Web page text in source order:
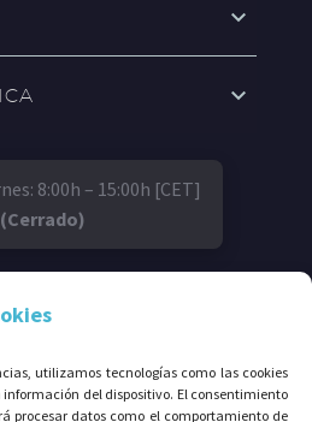
utilizamos tecnologías como las cookies
del dispositivo. El consentimiento
procesar datos como el comportamiento de
8:00h – 15:00h [CET]
(Cerrado)